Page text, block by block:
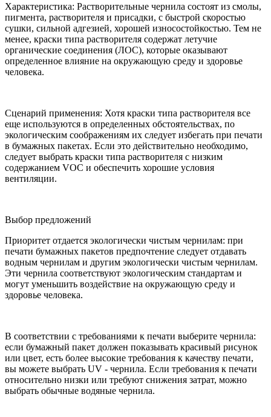
Характеристика: Растворительные чернила состоят из смолы,
пигмента, растворителя и присадки, с быстрой скоростью
сушки, сильной адгезией, хорошей износостойкостью. Тем не
менее, краски типа растворителя содержат летучие
органические соединения (ЛОС), которые оказывают
определенное влияние на окружающую среду и здоровье
человека.
Сценарий применения: Хотя краски типа растворителя все
еще используются в определенных обстоятельствах, по
экологическим соображениям их следует избегать при печати
в бумажных пакетах. Если это действительно необходимо,
следует выбрать краски типа растворителя с низким
содержанием VOC и обеспечить хорошие условия
вентиляции.
Выбор предложений
Приоритет отдается экологически чистым чернилам: при
печати бумажных пакетов предпочтение следует отдавать
водным чернилам и другим экологически чистым чернилам.
Эти чернила соответствуют экологическим стандартам и
могут уменьшить воздействие на окружающую среду и
здоровье человека.
В соответствии с требованиями к печати выберите чернила:
если бумажный пакет должен показывать красивый рисунок
или цвет, есть более высокие требования к качеству печати,
вы можете выбрать UV - чернила. Если требования к печати
относительно низки или требуют снижения затрат, можно
выбрать обычные водяные чернила.